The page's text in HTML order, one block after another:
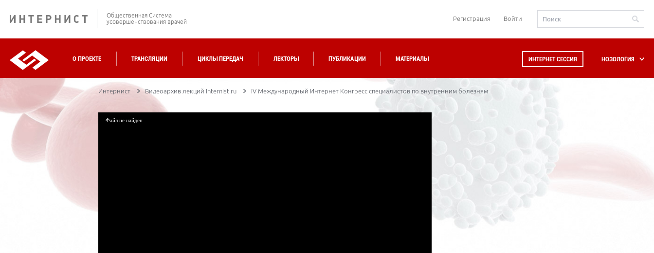
Общественная Система
усовершенствования врачей
Регистрация Войти
О ПРОЕКТЕ ТРАНСЛЯЦИИ ЦИКЛЫ ПЕРЕДАЧ ЛЕКТОРЫ ПУБЛИКАЦИИ МАТЕРИАЛЫ ИНТЕРНЕТ СЕССИЯ НОЗОЛОГИЯ
Интернист Видеоархив лекций Internist.ru IV Международный Интернет Конгресс специалистов по внутренним болезням